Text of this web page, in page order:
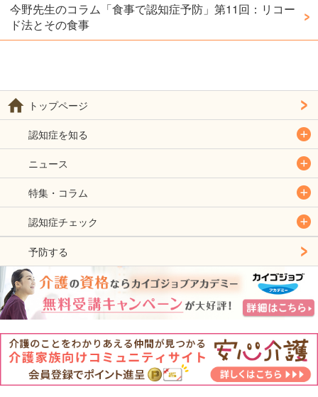
今野先生のコラム「食事で認知症予防」第11回：リコー
ド法とその食事
トップページ
認知症を知る
ニュース
特集・コラム
認知症チェック
予防する